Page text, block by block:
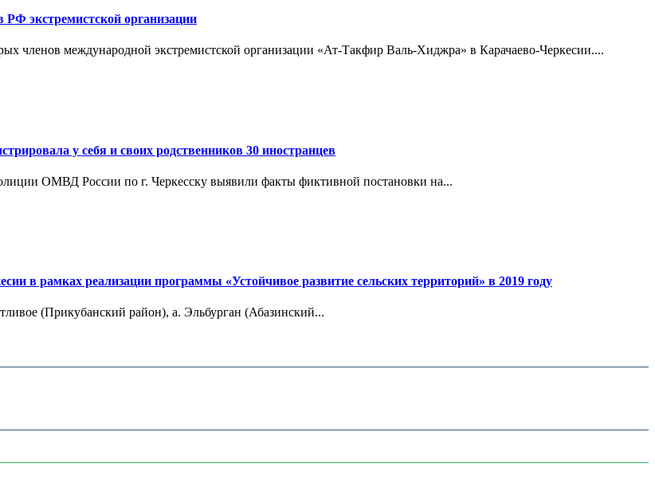
экстремистской организации
членов международной экстремистской организации «Ат-Такфир Валь-Хиджра» в Карачаево-Черкесии....
у себя и своих родственников 30 иностранцев
ОМВД России по г. Черкесску выявили факты фиктивной постановки на...
в рамках реализации программы «Устойчивое развитие сельских территорий» в 2019 году
(Прикубанский район), а. Эльбурган (Абазинский...